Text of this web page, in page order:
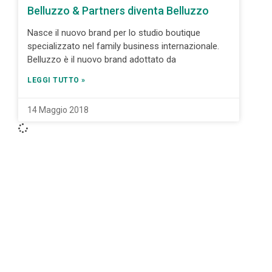
Belluzzo & Partners diventa Belluzzo
Nasce il nuovo brand per lo studio boutique
specializzato nel family business internazionale.
Belluzzo è il nuovo brand adottato da
LEGGI TUTTO »
14 Maggio 2018